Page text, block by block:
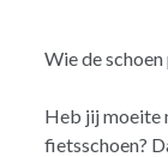
Wie de schoen
Heb jij moeite
fietsschoen?